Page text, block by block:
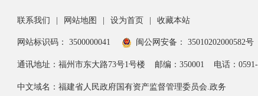
联系我们 | 网站地图 | 设为首页 | 收藏本站
网站标识码： 3500000041 闽公网安备： 35010202000582号
通讯地址：福州市东大路73号1号楼 邮编：350001 电话：
中文域名：福建省人民政府国有资产监督管理委员会.政务